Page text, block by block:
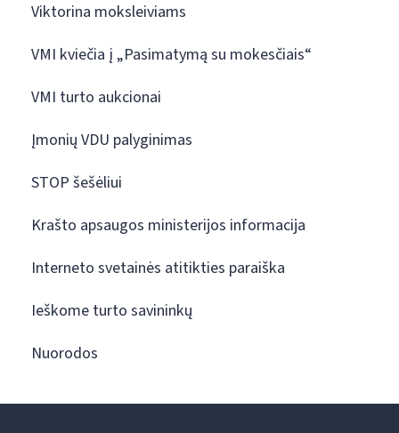
Viktorina moksleiviams
VMI kviečia į „Pasimatymą su mokesčiais“
VMI turto aukcionai
Įmonių VDU palyginimas
STOP šešėliui
Krašto apsaugos ministerijos informacija
Interneto svetainės atitikties paraiška
Ieškome turto savininkų
Nuorodos